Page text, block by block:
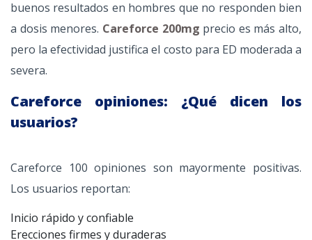
buenos resultados en hombres que no responden bien
a dosis menores. Careforce 200mg precio es más alto,
pero la efectividad justifica el costo para ED moderada a
severa.
Careforce opiniones: ¿Qué dicen los
usuarios?
Careforce 100 opiniones son mayormente positivas.
Los usuarios reportan:
Inicio rápido y confiable
Erecciones firmes y duraderas